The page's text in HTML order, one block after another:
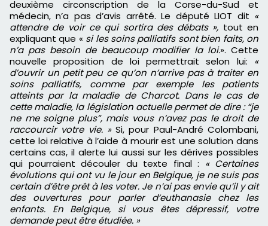
deuxième circonscription de la Corse-du-Sud et
médecin, n’a pas d’avis arrêté. Le député LIOT dit «
attendre de voir ce qui sortira des débats », tout en
expliquant que « si les soins palliatifs sont bien faits, on
n’a pas besoin de beaucoup modifier la loi.». Cette
nouvelle proposition de loi permettrait selon lui: «
d’ouvrir un petit peu ce qu’on n’arrive pas à traiter en
soins palliatifs, comme par exemple les patients
atteints par la maladie de Charcot. Dans le cas de
cette maladie, la législation actuelle permet de dire : “je
ne me soigne plus”, mais vous n’avez pas le droit de
raccourcir votre vie. »Si, pour Paul-André Colombani,
cette loi relative à l’aide à mourir est une solution dans
certains cas, il alerte lui aussi sur les dérives possibles
qui pourraient découler du texte final :
« Certaines
évolutions qui ont vu le jour en Belgique, je ne suis pas
certain d’être prêt à les voter. Je n’ai pas envie qu’il y ait
des ouvertures pour parler d’euthanasie chez les
enfants. En Belgique, si vous êtes dépressif, votre
demande peut être étudiée. »